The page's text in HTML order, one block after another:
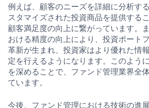
例えば、顧客のニーズを詳細に分析す
スタマイズされた投資商品を提供する
顧客満足度の向上に繋がっています。
おける精度の向上により、投資ポート
革新が生まれ、投資家はより優れた情
定を行えるようになります。このよう
を深めることで、ファンド管理業界全
ています。
今後、ファンド管理における技術の進